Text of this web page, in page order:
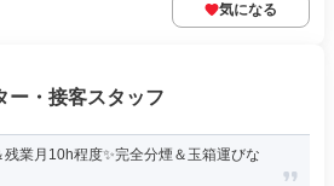
気になる
ー・接客スタッフ
業月10h程度✨完全分煙＆玉箱運びな